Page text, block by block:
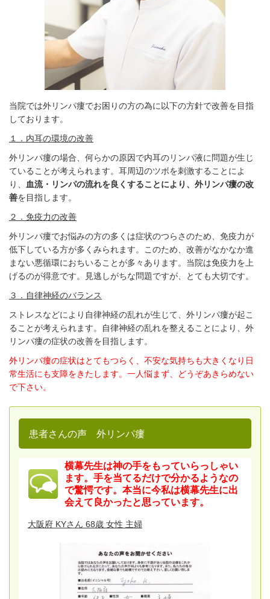
当院では外リンパ瘻でお困りの方の為に以下の方針で改善を目指
しております。
１．内耳の環境の改善
外リンパ瘻の場合、何らかの原因で内耳のリンパ液に問題が生じ
ていることが考えられます。耳周辺のツボを刺激することによ
り、
血流・リンパの流れを良くすることにより、外リンパ瘻の改
善を目指します。
２．免疫力の改善
外リンパ瘻でお悩みの方の多くは症状のつらさのため、免疫力が
低下している方が多くみられます。このため、改善がなかなか進
まない悪循環におちいることが多々あります。当院は免疫力を上
げるのが得意です。見逃しがちな問題ですが、とても大切です。
３．自律神経のバランス
ストレスなどにより自律神経の乱れが生じて、 外リンパ瘻が起こ
ることが考えられます。
自律神経の乱れを整えることにより、 外
リンパ瘻の症状の改善を目指します。
外リンパ瘻の症状はとてもつらく、不安な気持ちも大きくなり日
常生活にも支障をきたします。一人悩まず、どうぞあきらめない
で下さい。
患者さんの声 外リンパ瘻
横幕先生は神の手をもっていらっしゃい
ます。手を当てるだけで分かるようなの
で驚愕です。本当に今私は横幕先生に出
会えて良かったと思っています。
大阪府 KYさん 68歳 女性 主婦